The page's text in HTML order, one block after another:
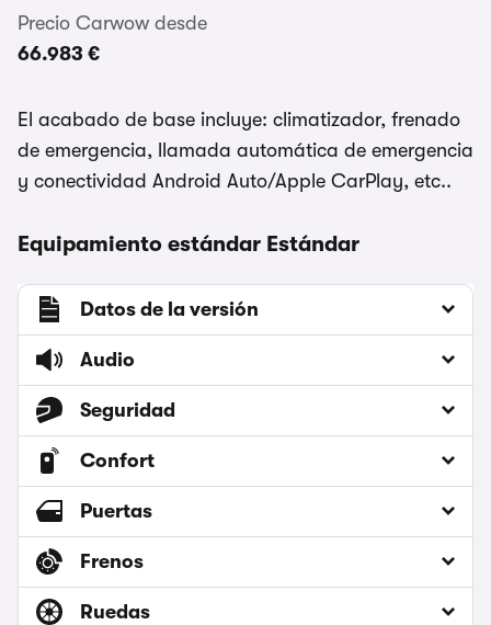
Precio Carwow desde
66.983 €
El acabado de base incluye: climatizador, frenado
de emergencia, llamada automática de emergencia
y conectividad Android Auto/Apple CarPlay, etc..
Equipamiento estándar Estándar
Datos de la versión
Audio
Seguridad
Confort
Puertas
Frenos
Ruedas